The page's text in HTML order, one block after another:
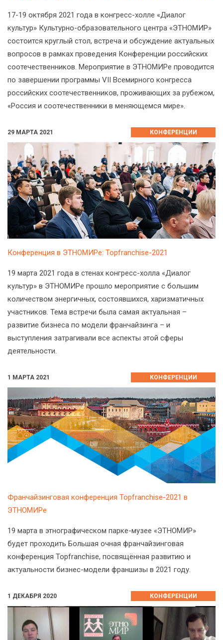
17-19 октября 2021 года в конгресс-холле «Диалог
культур» Культурно-образовательного центра «ЭТНОМИР»
состоится круглый стол, встреча и обсуждение актуальных
вопросов в рамках проведения Конференции российских
соотечественников. Мероприятие в ЭТНОМИРе проводится
по завершении программы VII Всемирного конгресса
российских соотечественников, проживающих за рубежом,
«Россия и соотечественники в меняющемся мире».
29 МАРТА 2021 КОНФЕРЕНЦИИ
Конференция в ЭТНОМИРе: Topfranchise-2021
19 марта 2021 года в стенах конгресс-холла «Диалог
культур» в ЭТНОМИРе прошло мероприятие с большим
количеством энергичных, состоявшихся, харизматичных
участников. Тема встречи была самая актуальная –
развитие бизнеса по модели франчайзинга – и
выступления затрагивали все аспекты этой сферы
деятельности.
1 МАРТА 2021 КОНФЕРЕНЦИИ
Франчайзинговая конференция Topfranchise-2021 в
ЭТНОМИРе
19 марта в этнографическом парке-музее «ЭТНОМИР»
будет проходить Большая очная франчайзинговая
конференция Topfranchise, посвящённая развитию и
актуальности бизнес-модели франшизы в 2021 году.
1 ДЕКАБРЯ 2020 КОНФЕРЕНЦИИ